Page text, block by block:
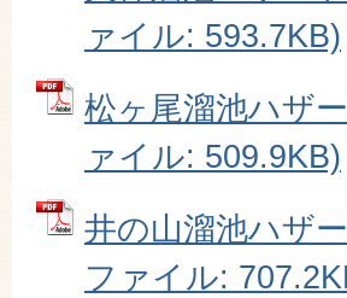
ァイル: 593.7KB)
松ヶ尾溜池ハザ
ァイル: 509.9KB)
井の山溜池ハザ
ファイル: